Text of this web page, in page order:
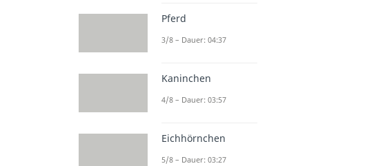
Pferd
3/8 – Dauer: 04:37
Kaninchen
4/8 – Dauer: 03:57
Eichhörnchen
5/8 – Dauer: 03:27